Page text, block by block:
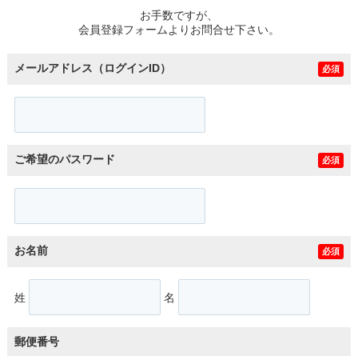
お手数ですが、
会員登録フォームよりお問合せ下さい。
メールアドレス（ログインID） 必須
ご希望のパスワード 必須
お名前 必須
姓 名
郵便番号